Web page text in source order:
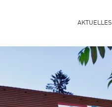
AKTUELLES